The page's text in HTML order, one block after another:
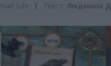
Life Текст: Людмила